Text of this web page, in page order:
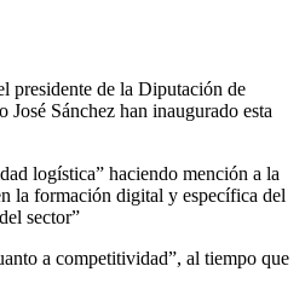
presidente de la Diputación de
Sánchez han inaugurado esta
logística” haciendo mención a la
la formación digital y específica del
sector”
a competitividad”, al tiempo que